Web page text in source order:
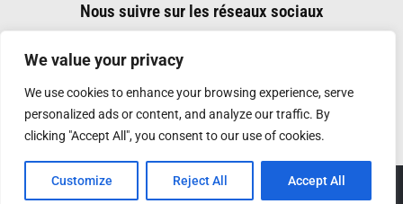
We value your privacy
We use cookies to enhance your browsing experience, serve
personalized ads or content, and analyze our traffic. By
clicking "Accept All", you consent to our use of cookies.
Customize Reject All Accept All
Nous suivre sur les réseaux sociaux
Création et réalisation :GDM-Pixel
, tous droits